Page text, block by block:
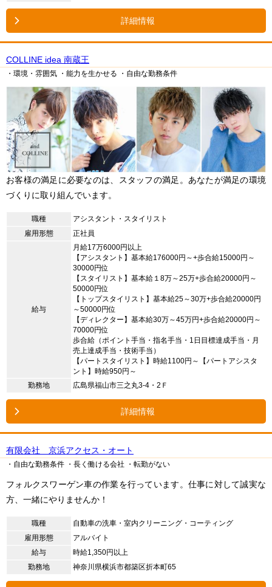
詳細情報
COLLINE idea 南蔵王
・環境・雰囲気 ・能力を生かせる ・自由な勤務条件
お客様の満足に必要なのは、スタッフの満足。あなたが満足の環境
づくりに取り組んでいます。
職種
アシスタント・スタイリスト
雇用形態
正社員
給与
月給17万6000円以上
【アシスタント】基本給176000円～+歩合給15000円～
30000円位
【スタイリスト】基本給１8万～25万+歩合給20000円～
50000円位
【トップスタイリスト】基本給25～30万+歩合給20000円
～50000円位
【ディレクター】基本給30万～45万円+歩合給20000円～
70000円位
歩合給（ポイント手当・指名手当・1日目標達成手当・月
売上達成手当・技術手当）
【パートスタイリスト】時給1100円～【パートアシスタ
ント】時給950円～
勤務地
広島県福山市三之丸3-4・2Ｆ
詳細情報
有限会社 京浜アクセス・オート
・自由な勤務条件 ・長く働ける会社 ・転勤がない
フォルクスワーゲン車の作業を行っています。仕事に対して誠実な
方、一緒にやりませんか！
職種
自動車の洗車・室内クリーニング・コーティング
雇用形態
アルバイト
給与
時給1,350円以上
勤務地
神奈川県横浜市都築区折本町65